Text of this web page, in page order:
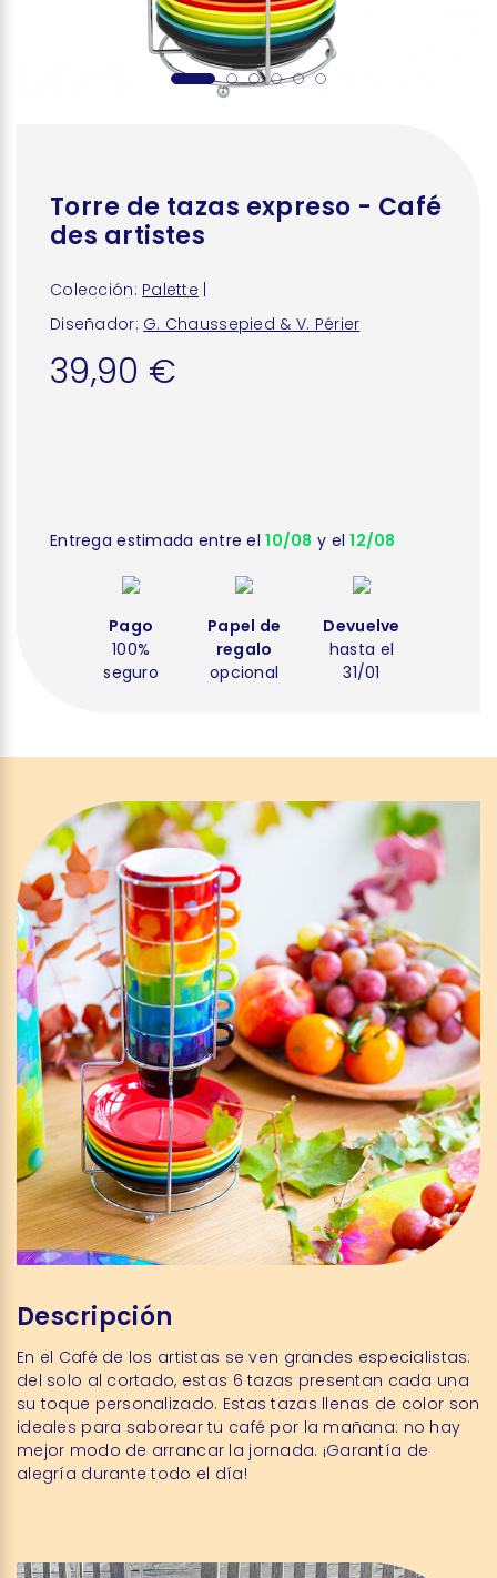
Torre de tazas expreso - Café
des artistes
Colección: Palette
Diseñador: G. Chaussepied & V. Périer
39,90 €
Entrega estimada entre el10/08 y el12/08
Pago
100%
seguro
Papel de
regalo
opcional
Devuelve
hasta el
31/01
Descripción
En el Café de los artistas se ven grandes especialistas:
del solo al cortado, estas 6 tazas presentan cada una
su toque personalizado. Estas tazas llenas de color son
ideales para saborear tu café por la mañana: no hay
mejor modo de arrancar la jornada. ¡Garantía de
alegría durante todo el día!